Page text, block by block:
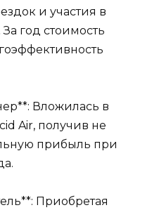
и участия в
год стоимость
Вложилась в
Air, получив не
прибыль при
Приобретая